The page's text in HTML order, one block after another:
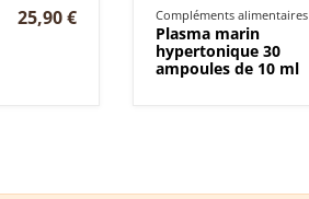
25,90 € Compléments alimentaires
Plasma marin
hypertonique 30
ampoules de 10 ml